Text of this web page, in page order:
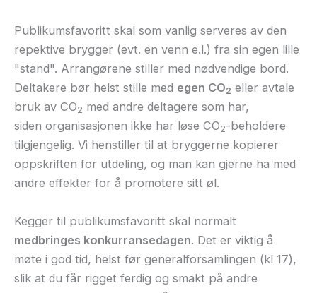
Publikumsfavoritt skal som vanlig serveres av den
repektive brygger (evt. en venn e.l.) fra sin egen lille
"stand". Arrangørene stiller med nødvendige bord.
Deltakere bør helst stille med egen CO2 eller avtale
bruk av CO2 med andre deltagere som har,
siden organisasjonen ikke har løse CO2-beholdere
tilgjengelig. Vi henstiller til at bryggerne kopierer
oppskriften for utdeling, og man kan gjerne ha med
andre effekter for å promotere sitt øl.
Kegger til publikumsfavoritt skal normalt
medbringes konkurransedagen. Det er viktig å
møte i god tid, helst før generalforsamlingen (kl 17),
slik at du får rigget ferdig og smakt på andre